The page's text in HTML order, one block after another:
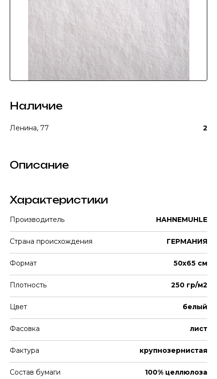
Наличие
Ленина, 77 2
Описание
Характеристики
Производитель HAHNEMUHLE
Страна происхождения ГЕРМАНИЯ
Формат 50х65 см
Плотность 250 гр/м2
Цвет белый
Фасовка лист
Фактура крупнозернистая
Состав бумаги 100% целлюлоза